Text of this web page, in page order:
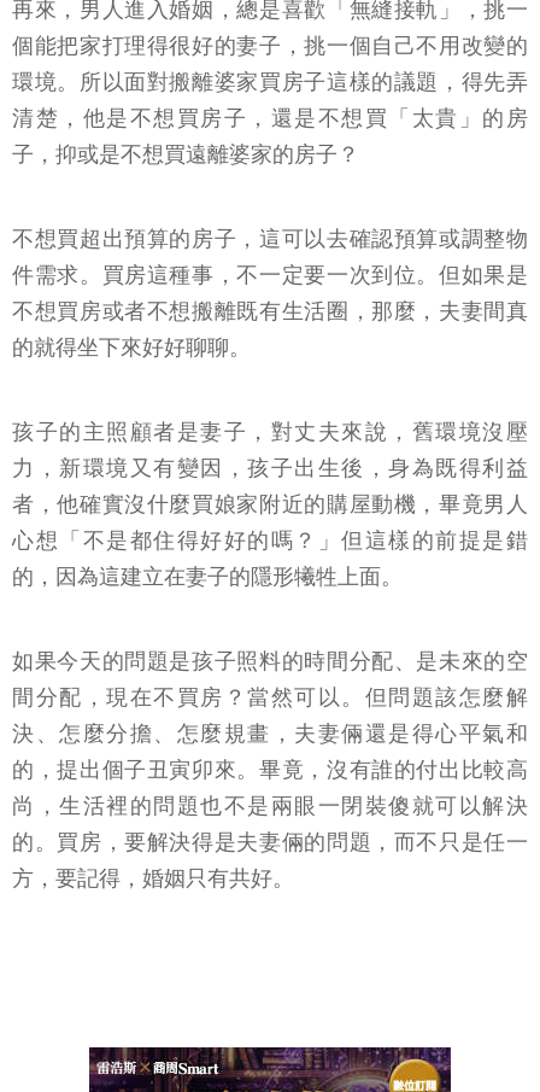
再來，男人進入婚姻，總是喜歡「無縫接軌」，挑一
個能把家打理得很好的妻子，挑一個自己不用改變的
環境。所以面對搬離婆家買房子這樣的議題，得先弄
清楚，他是不想買房子，還是不想買「太貴」的房
子，抑或是不想買遠離婆家的房子？
不想買超出預算的房子，這可以去確認預算或調整物
件需求。買房這種事，不一定要一次到位。但如果是
不想買房或者不想搬離既有生活圈，那麼，夫妻間真
的就得坐下來好好聊聊。
孩子的主照顧者是妻子，對丈夫來說，舊環境沒壓
力，新環境又有變因，孩子出生後，身為既得利益
者，他確實沒什麼買娘家附近的購屋動機，畢竟男人
心想「不是都住得好好的嗎？」但這樣的前提是錯
的，因為這建立在妻子的隱形犧牲上面。
如果今天的問題是孩子照料的時間分配、是未來的空
間分配，現在不買房？當然可以。但問題該怎麼解
決、怎麼分擔、怎麼規畫，夫妻倆還是得心平氣和
的，提出個子丑寅卯來。畢竟，沒有誰的付出比較高
尚，生活裡的問題也不是兩眼一閉裝傻就可以解決
的。買房，要解決得是夫妻倆的問題，而不只是任一
方，要記得，婚姻只有共好。